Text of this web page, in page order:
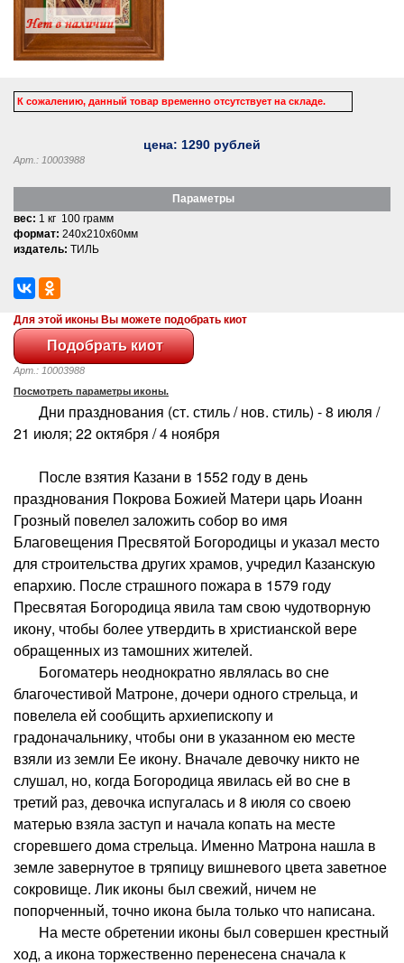
К сожалению, данный товар временно отсутствует на складе.
цена: 1290 рублей
Арт.: 10003988
Параметры
вес: 1 кг 100 грамм
формат: 240x210x60мм
издатель: ТИЛЬ
Для этой иконы Вы можете подобрать киот
Арт.: 10003988
Посмотреть параметры иконы.
Дни празднования (ст. стиль / нов. стиль) - 8 июля /
21 июля; 22 октября / 4 ноября
После взятия Казани в 1552 году в день
празднования Покрова Божией Матери царь Иоанн
Грозный повелел заложить собор во имя
Благовещения Пресвятой Богородицы и указал место
для строительства других храмов, учредил Казанскую
епархию. После страшного пожара в 1579 году
Пресвятая Богородица явила там свою чудотворную
икону, чтобы более утвердить в христианской вере
обращенных из тамошних жителей.
Богоматерь неоднократно являлась во сне
благочестивой Матроне, дочери одного стрельца, и
повелела ей сообщить архиепископу и
градоначальнику, чтобы они в указанном ею месте
взяли из земли Ее икону. Вначале девочку никто не
слушал, но, когда Богородица явилась ей во сне в
третий раз, девочка испугалась и 8 июля со своею
матерью взяла заступ и начала копать на месте
сгоревшего дома стрельца. Именно Матрона нашла в
земле завернутое в тряпицу вишневого цвета заветное
сокровище. Лик иконы был свежий, ничем не
попорченный, точно икона была только что написана.
На месте обретении иконы был совершен крестный
ход, а икона торжественно перенесена сначала к